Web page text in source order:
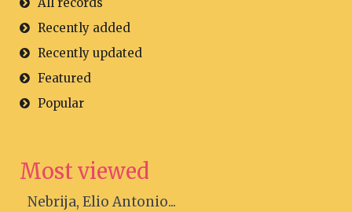
Recently added
Recently updated
Featured
Popular
Most viewed
Nebrija, Elio Antonio...